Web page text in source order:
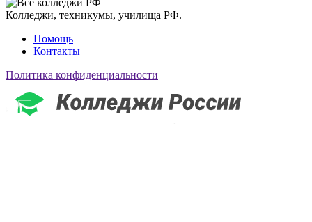
Колледжи, техникумы, училища РФ.
Помощь
Контакты
Политика конфиденциальности